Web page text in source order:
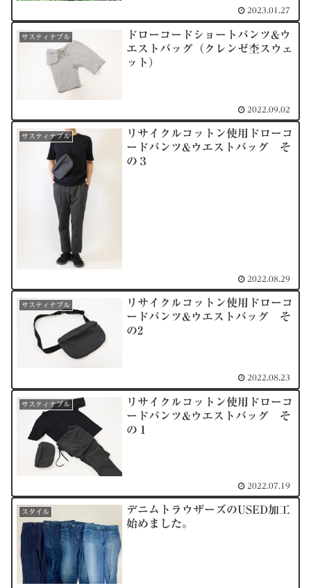
2023.01.27
サスティナブル
ドローコードショートパンツ&ウ
エストバッグ（クレンゼ杢スウェ
ット）
2022.09.02
サスティナブル
リサイクルコットン使用ドローコ
ードパンツ&ウエストバッグ そ
の３
2022.08.29
サスティナブル
リサイクルコットン使用ドローコ
ードパンツ&ウエストバッグ そ
の2
2022.08.23
サスティナブル
リサイクルコットン使用ドローコ
ードパンツ&ウエストバッグ そ
の１
2022.07.19
スタイル
デニムトラウザーズのUSED加工
始めました。